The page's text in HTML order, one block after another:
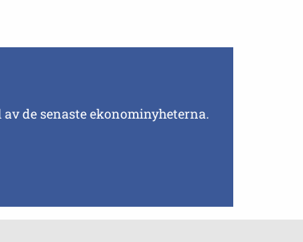
de senaste ekonominyheterna.